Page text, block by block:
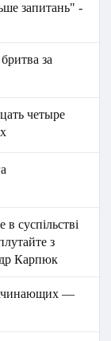
запитань" -
за
четыре
суспільстві
з
Карпюк
—